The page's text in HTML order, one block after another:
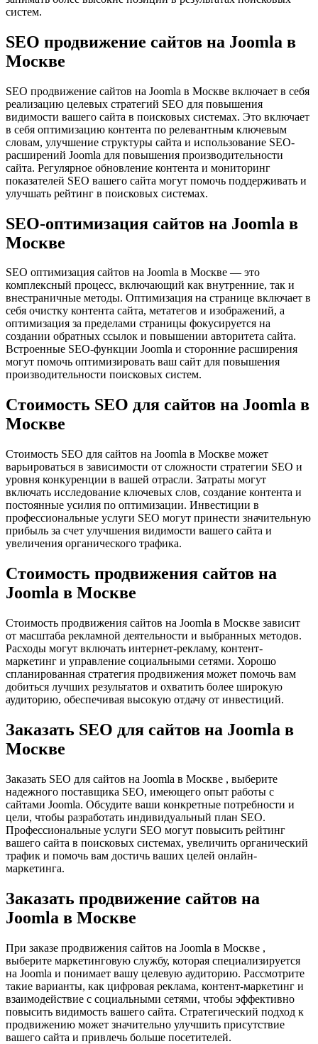
систем.
SEO продвижение сайтов на Joomla в
Москве
SEO продвижение сайтов на Joomla в Москве включает в себя
реализацию целевых стратегий SEO для повышения
видимости вашего сайта в поисковых системах. Это включает
в себя оптимизацию контента по релевантным ключевым
словам, улучшение структуры сайта и использование SEO-
расширений Joomla для повышения производительности
сайта. Регулярное обновление контента и мониторинг
показателей SEO вашего сайта могут помочь поддерживать и
улучшать рейтинг в поисковых системах.
SEO-оптимизация сайтов на Joomla в
Москве
SEO оптимизация сайтов на Joomla в Москве — это
комплексный процесс, включающий как внутренние, так и
внестраничные методы. Оптимизация на странице включает в
себя очистку контента сайта, метатегов и изображений, а
оптимизация за пределами страницы фокусируется на
создании обратных ссылок и повышении авторитета сайта.
Встроенные SEO-функции Joomla и сторонние расширения
могут помочь оптимизировать ваш сайт для повышения
производительности поисковых систем.
Стоимость SEO для сайтов на Joomla в
Москве
Стоимость SEO для сайтов на Joomla в Москве может
варьироваться в зависимости от сложности стратегии SEO и
уровня конкуренции в вашей отрасли. Затраты могут
включать исследование ключевых слов, создание контента и
постоянные усилия по оптимизации. Инвестиции в
профессиональные услуги SEO могут принести значительную
прибыль за счет улучшения видимости вашего сайта и
увеличения органического трафика.
Стоимость продвижения сайтов на
Joomla в Москве
Стоимость продвижения сайтов на Joomla в Москве зависит
от масштаба рекламной деятельности и выбранных методов.
Расходы могут включать интернет-рекламу, контент-
маркетинг и управление социальными сетями. Хорошо
спланированная стратегия продвижения может помочь вам
добиться лучших результатов и охватить более широкую
аудиторию, обеспечивая высокую отдачу от инвестиций.
Заказать SEO для сайтов на Joomla в
Москве
Заказать SEO для сайтов на Joomla в Москве , выберите
надежного поставщика SEO, имеющего опыт работы с
сайтами Joomla. Обсудите ваши конкретные потребности и
цели, чтобы разработать индивидуальный план SEO.
Профессиональные услуги SEO могут повысить рейтинг
вашего сайта в поисковых системах, увеличить органический
трафик и помочь вам достичь ваших целей онлайн-
маркетинга.
Заказать продвижение сайтов на
Joomla в Москве
При заказе продвижения сайтов на Joomla в Москве ,
выберите маркетинговую службу, которая специализируется
на Joomla и понимает вашу целевую аудиторию. Рассмотрите
такие варианты, как цифровая реклама, контент-маркетинг и
взаимодействие с социальными сетями, чтобы эффективно
повысить видимость вашего сайта. Стратегический подход к
продвижению может значительно улучшить присутствие
вашего сайта и привлечь больше посетителей.